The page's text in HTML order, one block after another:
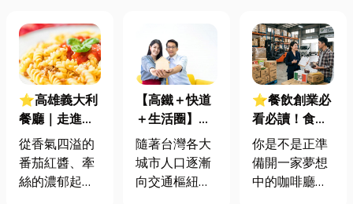
⭐高雄義大利
餐廳｜走進地
中海的熱情！
一篇搞懂義大
利料理的美味
從香氣四溢的
番茄紅醬、牽
絲的濃郁起
【高鐵＋快道
＋生活圈】新
竹人的理想居
所，正在悄悄
成形
隨著台灣各大
城市人口逐漸
向交通樞紐與
⭐餐飲創業必
看必讀！食品
代理商與食品
批發的差別與
挑選指南，外
你是不是正準
備開一家夢想
中的咖啡廳、